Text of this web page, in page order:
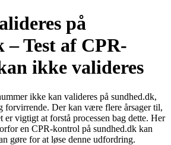
på
– Test af CPR-
ikke valideres
ikke kan valideres på sundhed.dk,
forvirrende. Der kan være flere årsager til,
er vigtigt at forstå processen bag dette. Her
en CPR-kontrol på sundhed.dk kan
gøre for at løse denne udfordring.